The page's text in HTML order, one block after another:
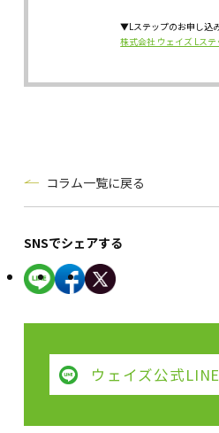
▼Lステップのお申し込
株式会社 ウェイズ Lス
コラム一覧に戻る
SNSでシェアする
ウェイズ公式